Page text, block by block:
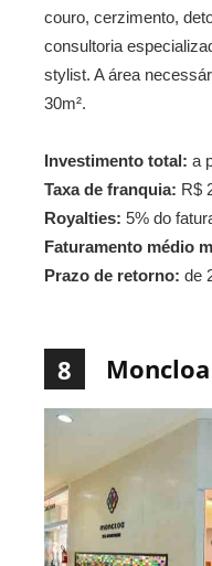
couro, cerzimento,
consultoria
stylist. A área
30m².
Investimento total: a
Taxa de franquia: R$
Royalties: 5% do
Faturamento médio
Prazo de retorno: de
8